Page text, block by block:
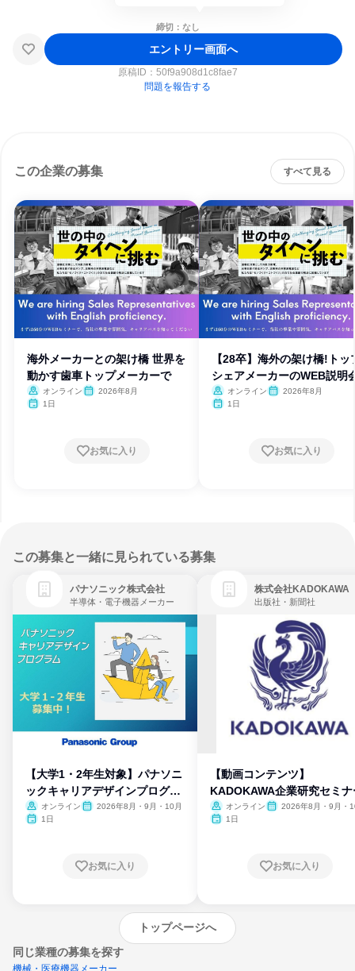
締切：なし
エントリー画面へ
原稿ID： 50f9a908d1c8fae7
問題を報告する
この企業の募集 すべて見る
海外メーカーとの架け橋 世界を
動かす歯車トップメーカーで
オンライン
2026年8月
1日
お気に入り
【28卒】海外の架け橋!トッ
シェアメーカーのWEB説明
オンライン
2026年8月
1日
お気に入り
この募集と一緒に見られている募集
パナソニック株式会社
半導体・電子機器メーカー
【大学1・2年生対象】パナソニ
ックキャリアデザインプログラ
ム
オンライン
2026年8月・9月・10月
1日
お気に入り
株式会社KADOKAWA
出版社・新聞社
【動画コンテンツ】
KADOKAWA企業研究セミナ
オンライン
2026年8月・9月・
1日
お気に入り
トップページへ
同じ業種の募集を探す
機械・医療機器メーカー